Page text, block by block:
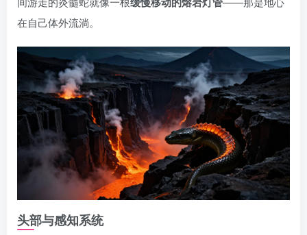
在自己体外流淌。
头部与感知系统